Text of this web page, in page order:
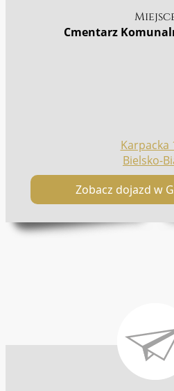
Cmentarz
Karpacka
Bielsko-
Zobacz dojazd w